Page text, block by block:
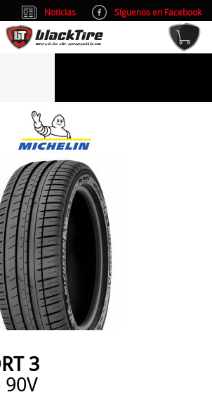
3
90V
Noticias
Síguenos en Facebook
info@blacktire.es
Atención al cliente: L/V 9:00-14:00 y 15:00-19:00